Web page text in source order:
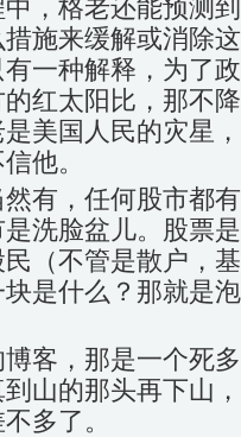
，格老还能预测
施来缓解或消除
一种解释，为了
红太阳比，那不
美国人民的灾星
他。
有，任何股市都
洗脸盆儿。股票
（不管是散户，
是什么？那就是
客，那是一个死
山的那头再下山
多了。